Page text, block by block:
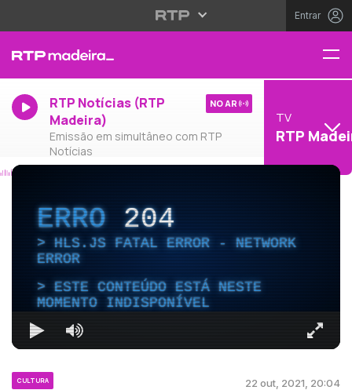
Entrar
RTP Notícias (RTP
Madeira)
Emissão em simultâneo com RTP
Notícias
NO AR
TV
RTP
ERRO204
HLS.JS FATAL ERROR - NETWORK
ERROR
ESTE CONTEÚDO ESTÁ NESTE
MOMENTO INDISPONÍVEL
CULTURA 22 out, 2021, 20:04